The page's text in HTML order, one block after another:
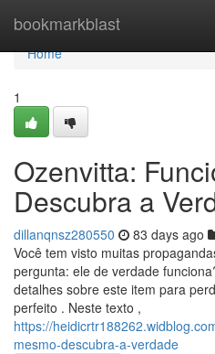
bookmarkblast
Home
Home
1
Ozenvitta:
Descubra a
dillanqnsz280550 83 days ago
Você tem visto muitas
pergunta: ele de verdade
detalhes sobre este item para
perfeito . Neste texto ,
https://
mesmo-descubra-a-verdade